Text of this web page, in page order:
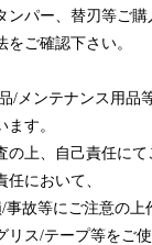
ンパー、替刃等ご購
をご確認下さい。
/メンテナンス用品
ます。
の上、自己責任にて
任において、
故等にご注意の上
リス/テープ等をご使